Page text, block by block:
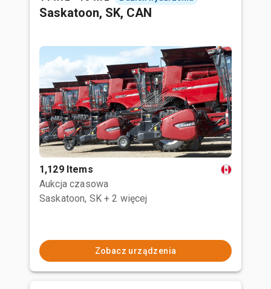
Saskatoon, SK, CAN
1,129 Items
Aukcja czasowa
Saskatoon, SK + 2 więcej
Zobacz urządzenia